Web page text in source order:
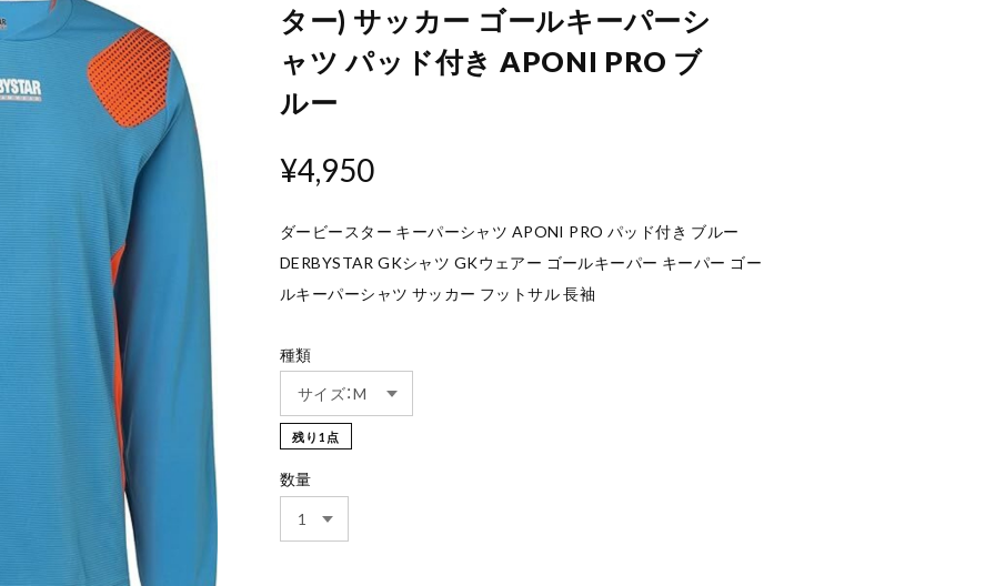
ター) サッカー ゴールキーパーシ
ャツ パッド付き APONI PRO ブ
ルー
¥4,950
ダービースター キーパーシャツ APONI PRO パッド付き ブルー
DERBYSTAR GKシャツ GKウェアー ゴールキーパー キーパー ゴー
ルキーパーシャツ サッカー フットサル 長袖
種類
残り1点
数量